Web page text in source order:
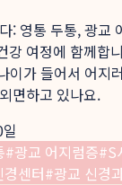
: 영통 두통, 광교
강 여정에 함께합
이가 들어서 어지
면하고 있나요.
#광교 어지럼증#S
센터#광교 신경